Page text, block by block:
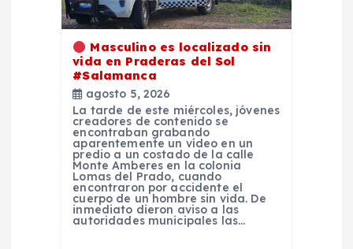
Masculino es localizado sin
vida en Praderas del Sol
#Salamanca
agosto 5, 2026
La tarde de este miércoles, jóvenes
creadores de contenido se
encontraban grabando
aparentemente un vídeo en un
predio a un costado de la calle
Monte Amberes en la colonia
Lomas del Prado, cuando
encontraron por accidente el
cuerpo de un hombre sin vida. De
inmediato dieron aviso a las
autoridades municipales las…